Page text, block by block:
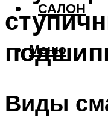
САЛОН
Меню
Виды